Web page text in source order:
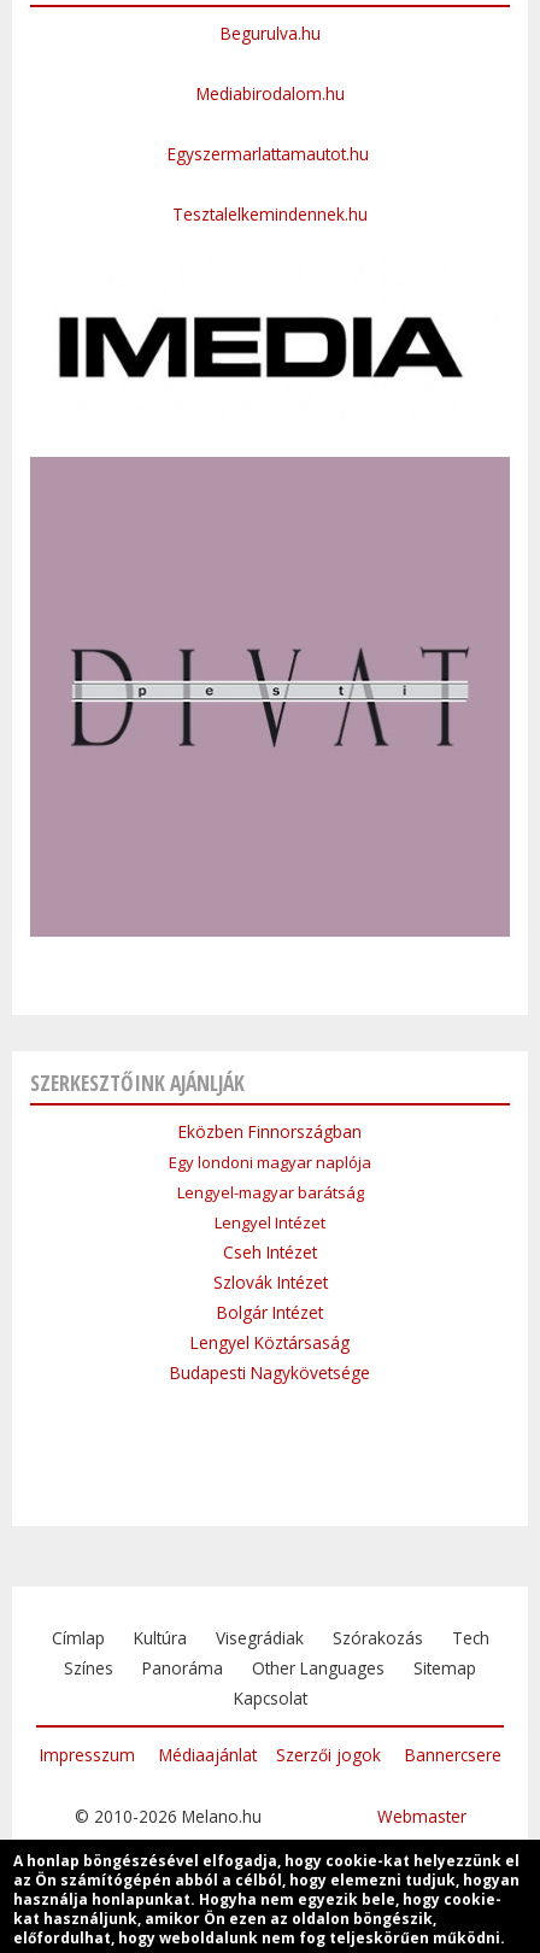
Begurulva.hu
Mediabirodalom.hu
Egyszermarlattamautot.hu
Tesztalelkemindennek.hu
SZERKESZTŐINK AJÁNLJÁK
Eközben Finnországban
Egy londoni magyar naplója
Lengyel-magyar barátság
Lengyel Intézet
Cseh Intézet
Szlovák Intézet
Bolgár Intézet
Lengyel Köztársaság
Budapesti Nagykövetsége
Címlap Kultúra Visegrádiak Szórakozás
Tech
Színes
Panoráma Other Languages
Sitemap
Kapcsolat
Impresszum Médiaajánlat Szerzői jogok Bannercsere
© 2010-2026 Melano.hu Webmaster
Csatlakozzon
A honlap böngészésével elfogadja, hogy cookie-kat helyezzünk el
az Ön számítógépén abból a célból, hogy elemezni tudjuk, hogyan
használja honlapunkat. Hogyha nem egyezik bele, hogy cookie-
kat használjunk, amikor Ön ezen az oldalon böngészik,
előfordulhat, hogy weboldalunk nem fog teljeskörűen működni.